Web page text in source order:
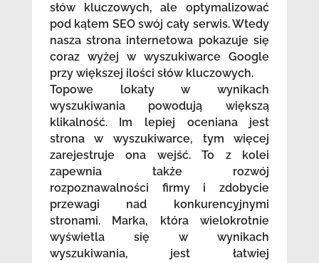
słów kluczowych, ale optymalizować
pod kątem SEO swój cały serwis. Wtedy
nasza strona internetowa pokazuje się
coraz wyżej w wyszukiwarce Google
przy większej ilości słów kluczowych.
Topowe lokaty w wynikach
wyszukiwania powodują większą
klikalność. Im lepiej oceniana jest
strona w wyszukiwarce, tym więcej
zarejestruje ona wejść. To z kolei
zapewnia także rozwój
rozpoznawalności firmy i zdobycie
przewagi nad konkurencyjnymi
stronami. Marka, która wielokrotnie
wyświetla się w wynikach
wyszukiwania, jest łatwiej